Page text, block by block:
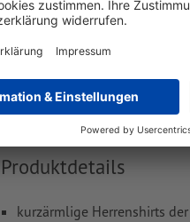
Lieferung ca.:
Produktdetails
kurzärmlige Herrenshirts